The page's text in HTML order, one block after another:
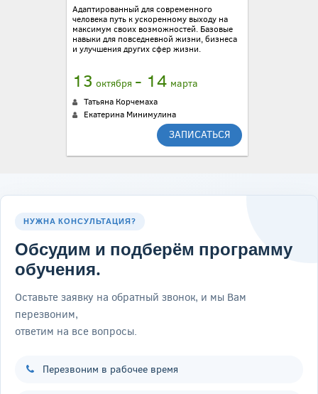
Адаптированный для современного
человека путь к ускоренному выходу на
максимум своих возможностей. Базовые
навыки для повседневной жизни, бизнеса
и улучшения других сфер жизни.
13 октября - 14 марта
Татьяна Корчемаха
Екатерина Минимулина
ЗАПИСАТЬСЯ
НУЖНА КОНСУЛЬТАЦИЯ?
Обсудим и подберём программу
обучения.
Оставьте заявку на обратный звонок, и мы Вам
перезвоним,
ответим на все вопросы.
Перезвоним в рабочее время